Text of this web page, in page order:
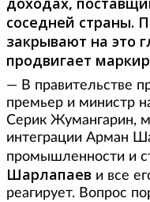
соседней страны.
закрывают на это
продвигает
— В правительстве
премьер и министр
Серик Жумангарин,
интеграции Арман
промышленности и
Шарлапаев и все
реагирует. Вопрос